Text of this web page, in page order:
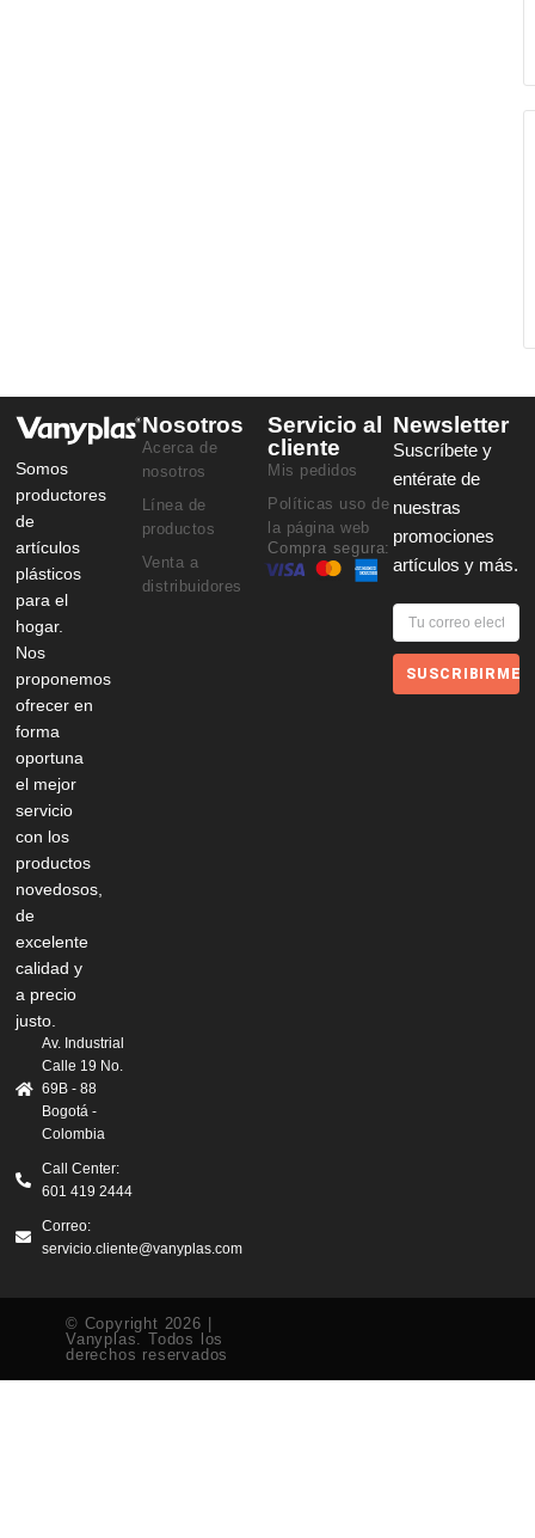
Somos
productores
de
artículos
plásticos
para el
hogar.
Nos
proponemos
ofrecer en
forma
oportuna
el mejor
servicio
con los
productos
novedosos,
de
excelente
calidad y
a precio
justo.
Av. Industrial
Calle 19 No.
69B - 88
Bogotá -
Colombia
Call Center:
601 419 2444
Correo:
servicio.cliente@vanyplas.com
Nosotros
Acerca de
nosotros
Línea de
productos
Venta a
distribuidores
Servicio al
cliente
Mis pedidos
Políticas uso de
la página web
Compra segura:
Newsletter
Suscríbete y
entérate de
nuestras
promociones
artículos y más.
SUSCRIBIRME
© Copyright 2026 |
Vanyplas. Todos los
derechos reservados